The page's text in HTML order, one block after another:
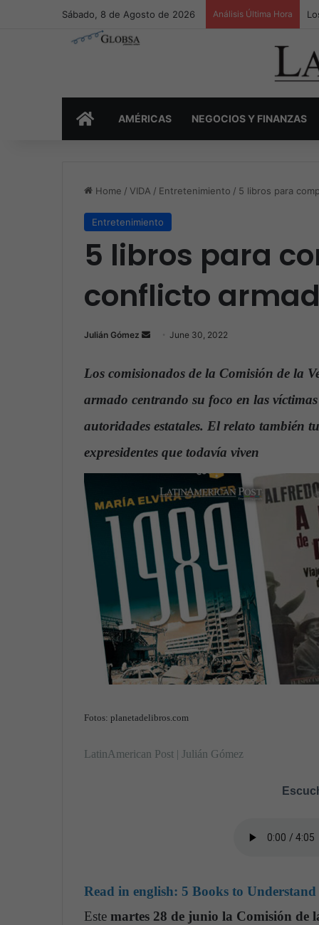
Sábado, 8 de Agosto de 2026 Análisis Última Hora
INICIOAMÉRICAS NEGOCIOS Y FINANZAS
Home / VIDA / Entretenimiento / 5 libros para
Entretenimiento
5 libros para
conflicto
Julián Gómez
n
a
m
a
l
June 30, 2022
Los comisionados de la Comisión de la
armado centrando su foco en las
autoridades estatales. El relato también
expresidentes que todavía viven
Fotos: planetadelibros.com
LatinAmerican Post | Julián Gómez
Read in english: 5 Books to
Este martes 28 de junio la Comisión de